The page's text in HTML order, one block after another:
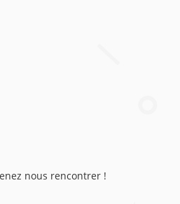
nous rencontrer !